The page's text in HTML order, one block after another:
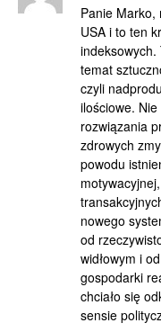
Panie Marko,
USA i to ten
indeksowych.
temat
czyli
ilościowe.
rozwiązania
zdrowych
powodu
nowego
od
widłowym i
gospodarki
chciało się
sensie